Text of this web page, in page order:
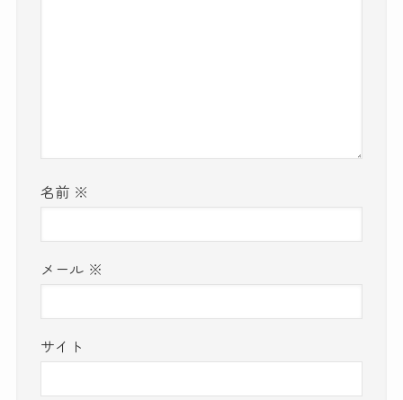
名前 ※
メール ※
サイト